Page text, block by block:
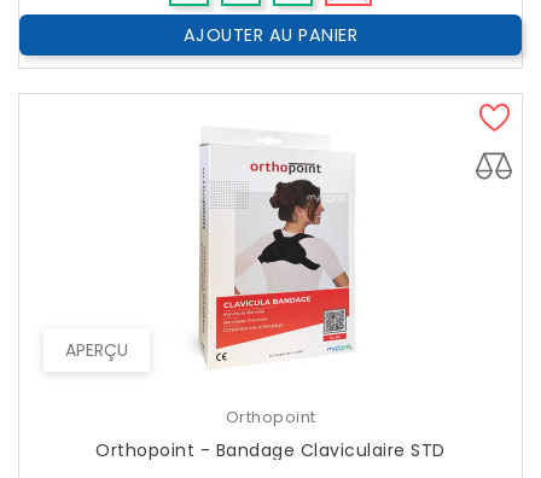
AJOUTER AU PANIER
APERÇU
Orthopoint
Orthopoint - Bandage Claviculaire STD